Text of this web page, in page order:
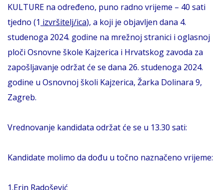
KULTURE na određeno, puno radno vrijeme – 40 sati
tjedno (1 izvršitelj/ica), a koji je objavljen dana 4.
studenoga 2024. godine na mrežnoj stranici i oglasnoj
ploči Osnovne škole Kajzerica i Hrvatskog zavoda za
zapošljavanje održat će se dana 26. studenoga 2024.
godine u Osnovnoj školi Kajzerica, Žarka Dolinara 9,
Zagreb.
Vrednovanje kandidata održat će se u 13.30 sati:
Kandidate molimo da dođu u točno naznačeno vrijeme:
1.Erin Radošević